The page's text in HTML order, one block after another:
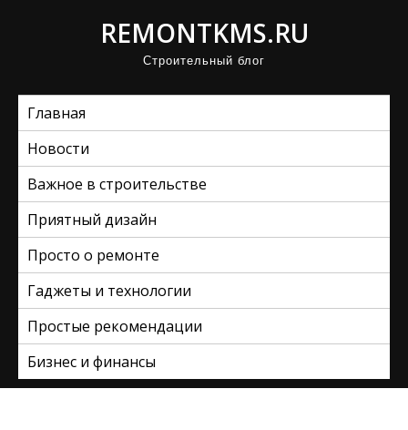
REMONTKMS.RU
Строительный блог
Главная
Новости
Важное в строительстве
Приятный дизайн
Просто о ремонте
Гаджеты и технологии
Простые рекомендации
Бизнес и финансы